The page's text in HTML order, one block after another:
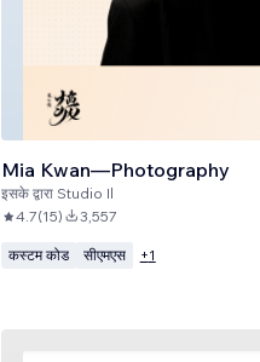
Mia Kwan—Photography
इसके द्वारा Studio Il
4.7(15) 3,557
कस्टम कोड सीएमएस +1